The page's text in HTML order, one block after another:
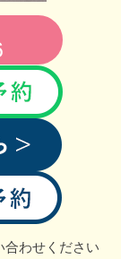
わせください